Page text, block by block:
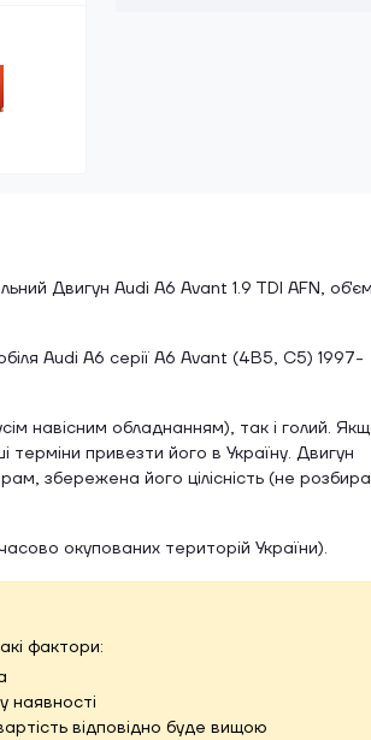
Двигун Audi A6 Avant 1.9 TDI AFN,
Audi A6 серії A6 Avant (4B5, C5) 1997-
навісним обладнанням), так і голий.
привезти його в Україну. Двигун
збережена його цілісність (не
окупованих територій України).
фактори:
наявності
відповідно буде вищою